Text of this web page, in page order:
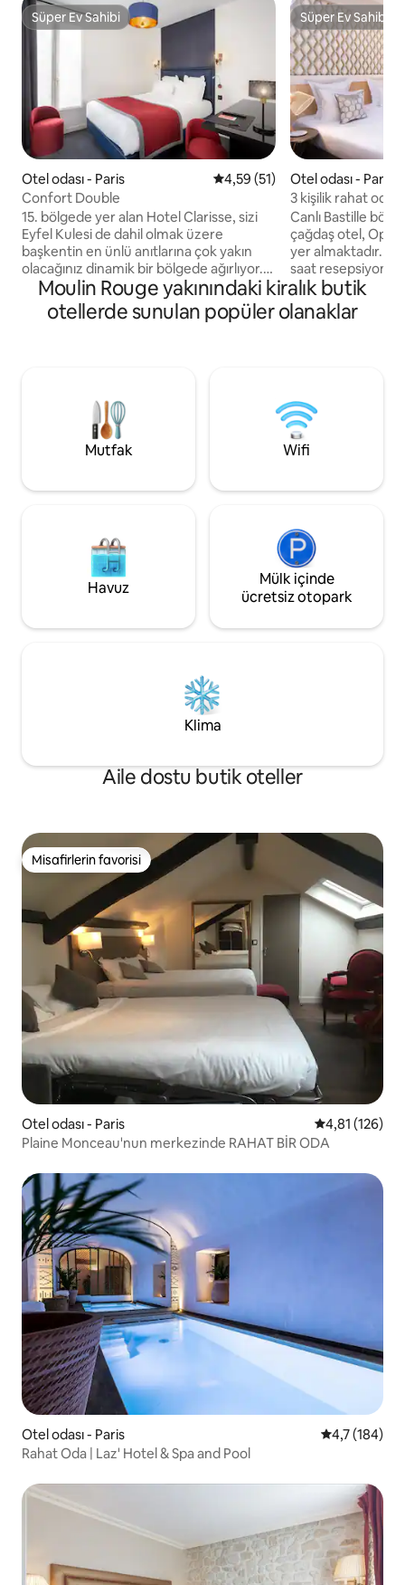
Süper Ev Sahibi
Süper Ev Sahibi
Otel odası - Paris 5 üzerinden ortalama 4,59
4,59 (51)
Confort Double
15. bölgede yer alan Hotel Clarisse, sizi
Eyfel Kulesi de dahil olmak üzere
başkentin en ünlü anıtlarına çok yakın
olacağınız dinamik bir bölgede ağırlıyor.
Clarisse'de kendinizi evinizdeymiş gibi
hissetmenizi istiyoruz. Lobiden odalara
kadar tüm dekoratif detaylar ve
oluşan endüstriyel dekoruyla Clarisse,
sıcaklığın ve şenliğin her zaman ön
saflarda olduğu bir farka sahip bir oteldir.
Otelimizdeki tüm odalar son zamanlarda
mavi dokunuşlara sahip çağdaş dekorları
kalitede yatak takımlarının, modern
olanakların ve güzel toprak eşyalara
sahip zarif banyoların keyfini çıkarın.
Aydınlık ve zevkli olan odalarımız,
konfor arayan iş için seyahat edenler için
Süper Ev Sahibi
Süper Ev Sahibi
Otel odası - Paris
3 kişilik rahat oda
Canlı Bastille
çağdaş otel, Opera
yer almaktadır.
saat resepsiyon
Wi - Fi mevcuttur. Klimalı her misafir
odasında düz
içecekler yapmak
büfe kahvaltı
gazeteleri
tadını
sessiz
Maksimum
yüksek
TNT kanallı düz
bu klimalı odalar
kurutma
tepsisi sağlar. Başarılı bir konaklama için
Moulin Rouge yakınındaki kiralık butik
otellerde sunulan popüler olanaklar
Mutfak Wifi
Havuz
Mülk içinde
ücretsiz otopark
Klima
Aile dostu butik oteller
Misafirlerin favorisi
Misafirlerin favorisi
Otel odası - Paris 5 üzerinden
4,81 (126)
Plaine Monceau'nun merkezinde RAHAT BİR ODA
Otel odası - Paris 5 üzerinden
4,7 (184)
Rahat Oda | Laz' Hotel & Spa and Pool